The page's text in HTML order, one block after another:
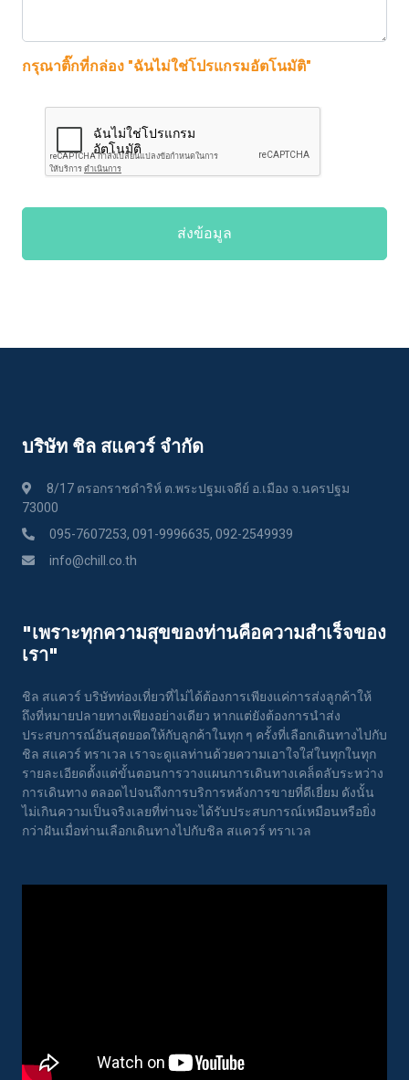
กรุณาติ๊กที่กล่อง "ฉันไม่ใช่โปรแกรมอัตโนมัติ"
ส่งข้อมูล
บริษัท ชิล สแควร์ จำกัด
8/17 ตรอกราชดำริห์ ต.พระปฐมเจดีย์ อ.เมือง จ.นครปฐม
73000
095-7607253, 091-9996635, 092-2549939
info@chill.co.th
"เพราะทุกความสุขของท่านคือความสําเร็จของ
เรา"
ชิล สแควร์ บริษัทท่องเที่ยวที่ไม่ได้ต้องการเพียงแค่การส่งลูกค้าให้
ถึงที่หมายปลายทางเพียงอย่างเดียว หากแต่ยังต้องการนำส่ง
ประสบการณ์อันสุดยอดให้กับลูกค้าในทุก ๆ ครั้งที่เลือกเดินทางไปกับ
ชิล สแควร์ ทราเวล เราจะดูแลท่านด้วยความเอาใจใส่ในทุกในทุก
รายละเอียดตั้งแต่ขั้นตอนการวางแผนการเดินทางเคล็ดลับระหว่าง
การเดินทาง ตลอดไปจนถึงการบริการหลังการขายที่ดีเยี่ยม ดังนั้น
ไม่เกินความเป็นจริงเลยที่ท่านจะได้รับประสบการณ์เหมือนหรือยิ่ง
กว่าฝันเมื่อท่านเลือกเดินทางไปกับชิล สแควร์ ทราเวล